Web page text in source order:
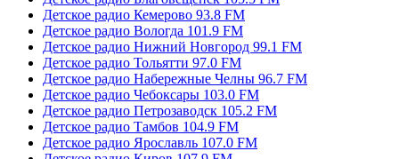
Детское радио Кемерово 93.8 FM
Детское радио Вологда 101.9 FM
Детское радио Нижний Новгород 99.1 FM
Детское радио Тольятти 97.0 FM
Детское радио Набережные Челны 96.7 FM
Детское радио Чебоксары 103.0 FM
Детское радио Петрозаводск 105.2 FM
Детское радио Тамбов 104.9 FM
Детское радио Ярославль 107.0 FM